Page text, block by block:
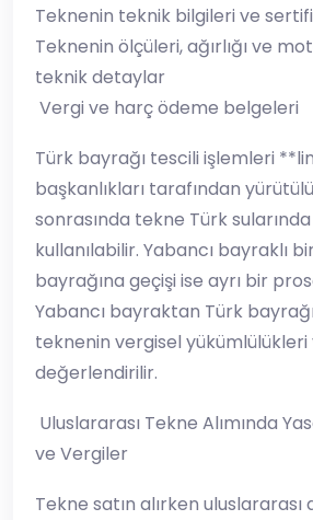
Teknenin teknik bilgileri ve
Teknenin ölçüleri, ağırlığı ve
teknik detaylar
Vergi ve harç ödeme belgeleri
Türk bayrağı tescili işlemleri
başkanlıkları tarafından
sonrasında tekne Türk
kullanılabilir. Yabancı bayraklı
bayrağına geçişi ise ayrı bir
Yabancı bayraktan Türk
teknenin vergisel yükümlülükleri
değerlendirilir.
Uluslararası Tekne Alımında
ve Vergiler
Tekne satın alırken